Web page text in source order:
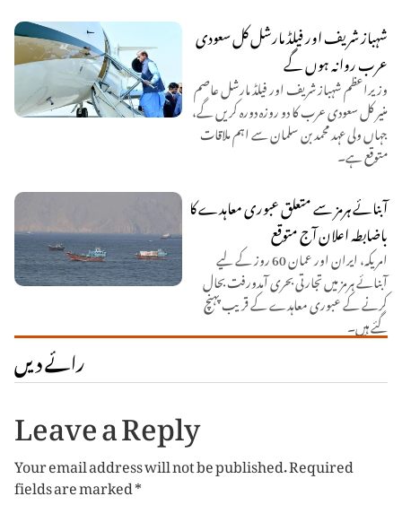
شہباز شریف اور فیلڈ مارشل کل سعودی
عرب روانہ ہوں گے
وزیراعظم شہباز شریف اور فیلڈ مارشل عاصم
منیر کل سعودی عرب کا دو روزہ دورہ کریں گے،
جہاں ولی عہد محمد بن سلمان سے اہم ملاقات
متوقع ہے۔
آبنائے ہرمز سے متعلق عبوری معاہدے کا
باضابطہ اعلان آج متوقع
امریکہ، ایران اور عمان 60 روز کے لیے
آبنائے ہرمز میں تجارتی بحری آمدورفت بحال
کرنے کے عبوری معاہدے کے قریب پہنچ
گئے ہیں۔
رائے دیں
Leave a Reply
Your email address will not be published.Required
fields are marked*